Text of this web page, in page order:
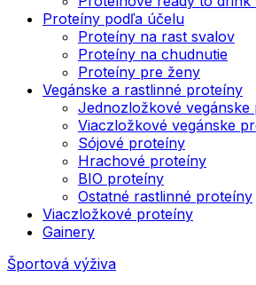
Proteíny podľa účelu
Proteíny na rast svalov
Proteíny na chudnutie
Proteíny pre ženy
Vegánske a rastlinné proteíny
Jednozložkové vegánske
Viaczložkové vegánske
Sójové proteíny
Hrachové proteíny
BIO proteíny
Ostatné rastlinné proteíny
Viaczložkové proteíny
Gainery
Športová výživa